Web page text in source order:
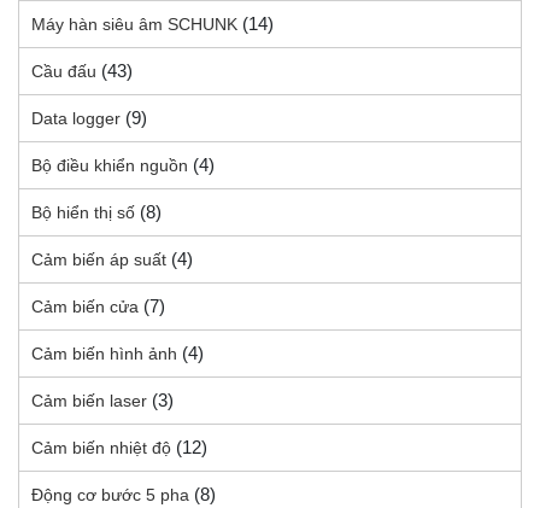
Máy hàn siêu âm SCHUNK (14)
Cầu đấu (43)
Data logger (9)
Bộ điều khiển nguồn (4)
Bộ hiển thị số (8)
Cảm biến áp suất (4)
Cảm biến cửa (7)
Cảm biến hình ảnh (4)
Cảm biến laser (3)
Cảm biến nhiệt độ (12)
Động cơ bước 5 pha (8)